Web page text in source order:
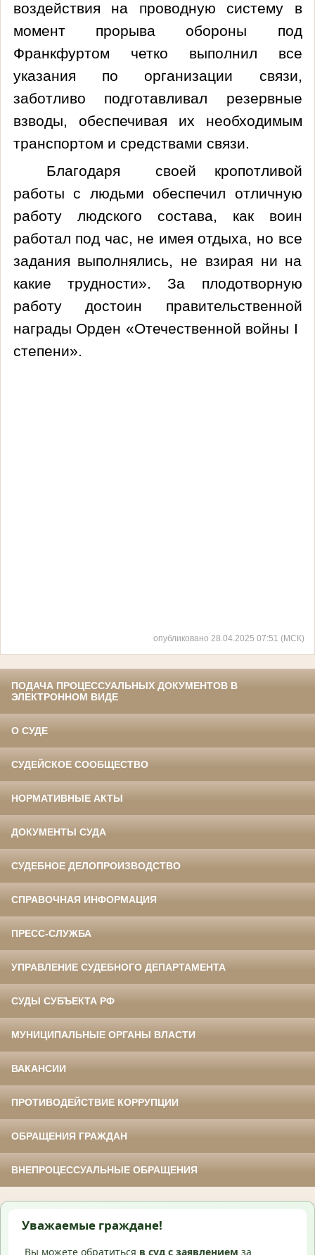
воздействия на проводную систему в
момент прорыва обороны под
Франкфуртом четко выполнил все
указания по организации связи,
заботливо подготавливал резервные
взводы, обеспечивая их необходимым
транспортом и средствами связи.
Благодаря своей кропотливой
работы с людьми обеспечил отличную
работу людского состава, как воин
работал под час, не имея отдыха, но все
задания выполнялись, не взирая ни на
какие трудности». За плодотворную
работу достоин правительственной
награды Орден «Отечественной войны I
степени».
опубликовано 28.04.2025 07:51 (МСК)
ПОДАЧА ПРОЦЕССУАЛЬНЫХ ДОКУМЕНТОВ В
ЭЛЕКТРОННОМ ВИДЕ
О СУДЕ
СУДЕЙСКОЕ СООБЩЕСТВО
НОРМАТИВНЫЕ АКТЫ
ДОКУМЕНТЫ СУДА
СУДЕБНОЕ ДЕЛОПРОИЗВОДСТВО
СПРАВОЧНАЯ ИНФОРМАЦИЯ
ПРЕСС-СЛУЖБА
УПРАВЛЕНИЕ СУДЕБНОГО ДЕПАРТАМЕНТА
СУДЫ СУБЪЕКТА РФ
МУНИЦИПАЛЬНЫЕ ОРГАНЫ ВЛАСТИ
ВАКАНСИИ
ПРОТИВОДЕЙСТВИЕ КОРРУПЦИИ
ОБРАЩЕНИЯ ГРАЖДАН
ВНЕПРОЦЕССУАЛЬНЫЕ ОБРАЩЕНИЯ
Уважаемые граждане!
Вы можете обратиться в суд с заявлением за